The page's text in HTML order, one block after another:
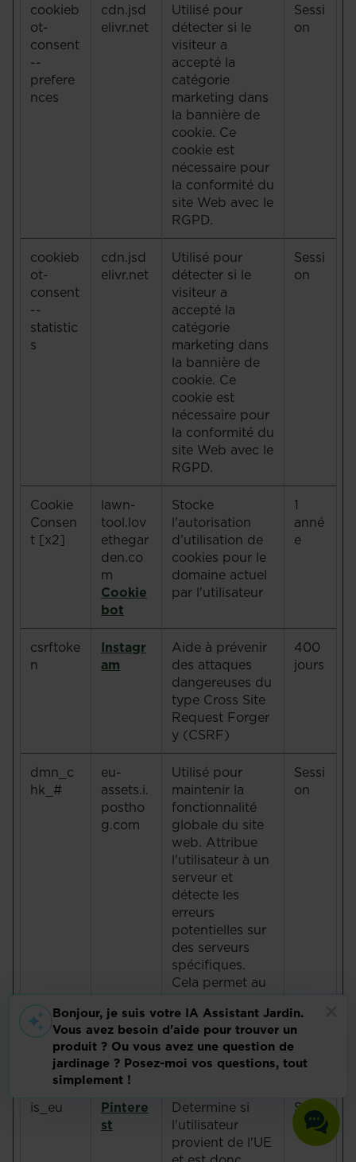
cookieb
ot-
consent
--
prefere
nces
cdn.jsd
elivr.net
Utilisé pour
détecter si le
visiteur a
accepté la
catégorie
marketing dans
la bannière de
cookie. Ce
cookie est
nécessaire pour
la conformité du
site Web avec le
RGPD.
Sessi
on
cookieb
ot-
consent
--
statistic
s
cdn.jsd
elivr.net
Utilisé pour
détecter si le
visiteur a
accepté la
catégorie
marketing dans
la bannière de
cookie. Ce
cookie est
nécessaire pour
la conformité du
site Web avec le
RGPD.
Sessi
on
Cookie
Consen
t [x2]
lawn-
tool.lov
ethegar
den.co
m
Cookie
bot
Stocke
l'autorisation
d'utilisation de
cookies pour le
domaine actuel
par l'utilisateur
1
anné
e
csrftoke
n
Instagr
am
Aide à prévenir
des attaques
dangereuses du
type Cross Site
Request Forger
y (CSRF)
400
jours
dmn_c
hk_#
eu-
assets.i.
postho
g.com
Utilisé pour
maintenir la
fonctionnalité
globale du site
web. Attribue
l'utilisateur à un
serveur et
détecte les
erreurs
potentielles sur
des serveurs
spécifiques.
Cela permet au
site web de
réaffecter les
utilisateurs à un
serveur sans
erreur.
Sessi
on
is_eu
Pintere
st
Determine si
l'utilisateur
provient de l'UE
Sessi
on